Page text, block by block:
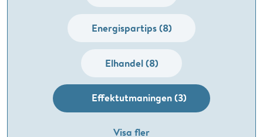
Energispartips (8)
Elhandel (8)
Effektutmaningen (3)
Visa fler